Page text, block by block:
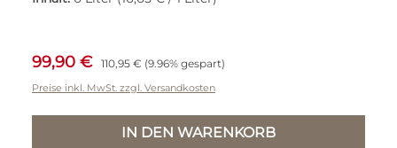
Verkaufspreis:
99,90 € Regulärer Preis:
110,95 € (9.96% gespart)
Preise inkl. MwSt. zzgl. Versandkosten
IN DEN WARENKORB